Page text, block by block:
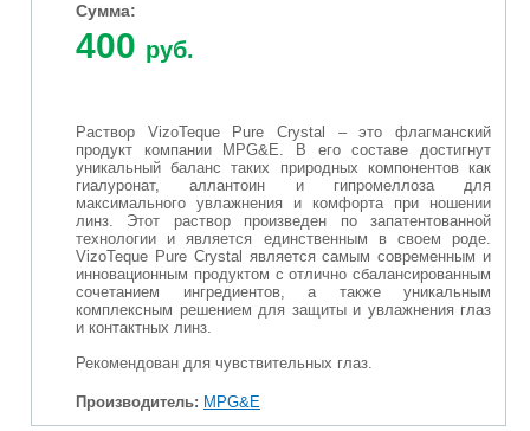
Сумма:
400 руб.
Раствор VizoTeque Pure Crystal – это флагманский
продукт компании MPG&E. В его составе достигнут
уникальный баланс таких природных компонентов как
гиалуронат, аллантоин и гипромеллоза для
максимального увлажнения и комфорта при ношении
линз. Этот раствор произведен по запатентованной
технологии и является единственным в своем роде.
VizoTeque Pure Crystal является самым современным и
инновационным продуктом с отлично сбалансированным
сочетанием ингредиентов, а также уникальным
комплексным решением для защиты и увлажнения глаз
и контактных линз.
Рекомендован для чувствительных глаз.
Производитель: MPG&E